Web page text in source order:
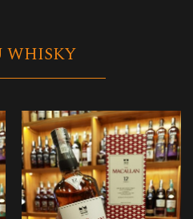
WHISKY